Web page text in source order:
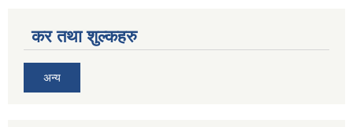
कर तथा शुल्कहरु
अन्य